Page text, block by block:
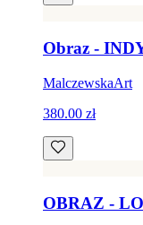
Obraz -
MalczewskaArt
380.00 zł
OBRAZ -